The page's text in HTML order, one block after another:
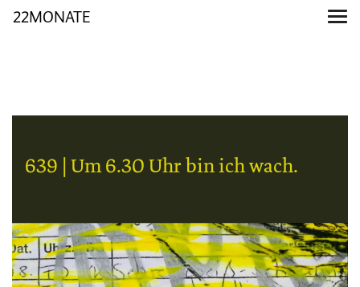
22MONATE
639 | Um 6.30 Uhr bin ich wach.